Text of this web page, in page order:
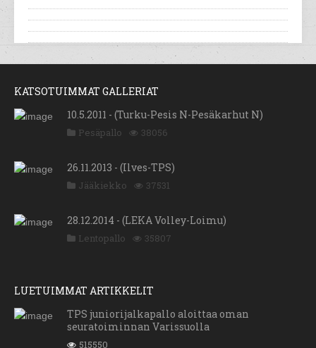
KATSOTUIMMAT GALLERIAT
10.5.2011 - (Turku-Pesis N-Pesäkarhut N)
Pesäpallo 38056
26.11.2013 - (Ilves-TPS)
Jääkiekko 37531
28.12.2014 - (LEKA Volley-Loimu)
Lentopallo 35807
LUETUIMMAT ARTIKKELIT
TPS juniorijalkapallo aloittaa oman
seuratoiminnan Varissuolla
515550